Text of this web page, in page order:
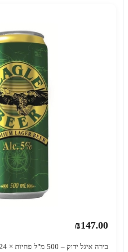
₪147.00
בירה איגל ירוק – 500 מ"ל פחיות × 24 יחידות ( מארז )